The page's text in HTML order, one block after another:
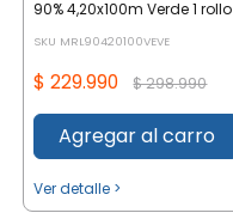
90% 4,20x100m Verde 1 rollo
SKU MRL90420100VEVE
$ 229.990$ 298.990
Agregar al carro
Ver detalle >